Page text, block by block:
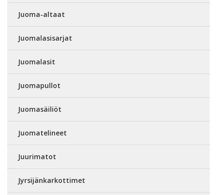
Juoma-altaat
Juomalasisarjat
Juomalasit
Juomapullot
Juomasäiliöt
Juomatelineet
Juurimatot
Jyrsijänkarkottimet